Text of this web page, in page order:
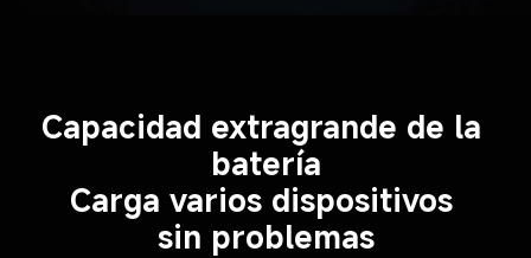
Capacidad extragrande de la
batería
Carga varios dispositivos
sin problemas